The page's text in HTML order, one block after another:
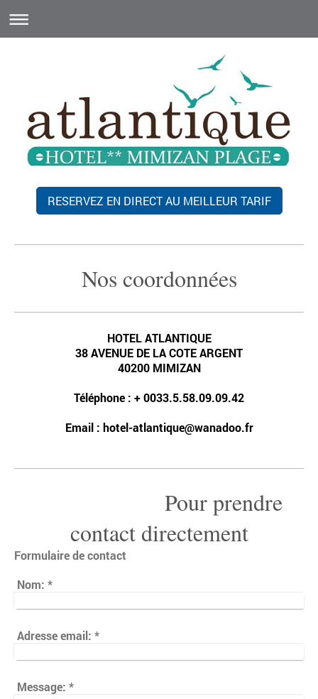
RESERVEZ EN DIRECT AU MEILLEUR TARIF
Nos coordonnées
HOTEL ATLANTIQUE
38AVENUE DE LA COTE ARGENT
40200 MIMIZAN
Téléphone : + 0033.5.58.09.09.42
Email : hotel-atlantique@wanadoo.fr
Pour prendre
contact directement
Formulaire de contact
Nom: *
Adresse email: *
Message: *